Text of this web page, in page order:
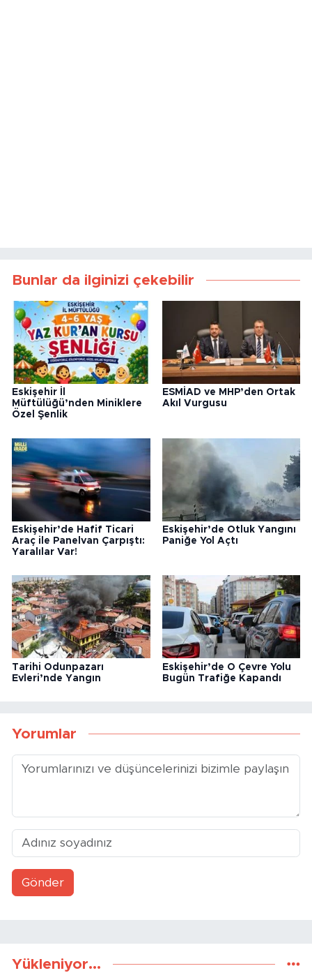
Bunlar da ilginizi çekebilir
Eskişehir İl
Müftülüğü’nden Miniklere
Özel Şenlik
ESMİAD ve MHP’den Ortak
Akıl Vurgusu
Eskişehir’de Hafif Ticari
Araç ile Panelvan Çarpıştı:
Yaralılar Var!
Eskişehir’de Otluk Yangını
Paniğe Yol Açtı
Tarihi Odunpazarı
Evleri’nde Yangın
Eskişehir’de O Çevre Yolu
Bugün Trafiğe Kapandı
Yorumlar
Gönder
Yükleniyor...